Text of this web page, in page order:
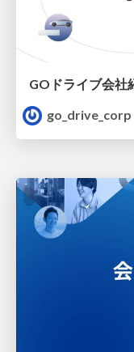
GOドライブ会社
go_drive_corp